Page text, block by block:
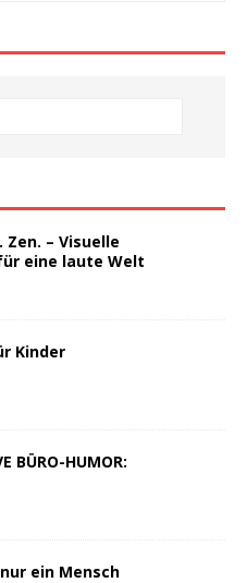
Zen. – Visuelle
eine laute Welt
Kinder
BÜRO-HUMOR:
ein Mensch